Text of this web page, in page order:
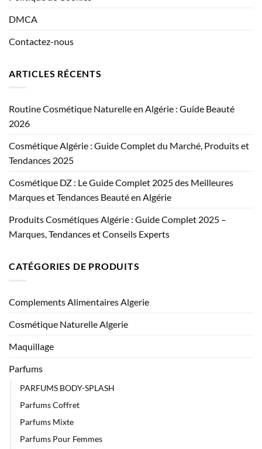
DMCA
Contactez-nous
ARTICLES RÉCENTS
Routine Cosmétique Naturelle en Algérie : Guide Beauté
2026
Cosmétique Algérie : Guide Complet du Marché, Produits et
Tendances 2025
Cosmétique DZ : Le Guide Complet 2025 des Meilleures
Marques et Tendances Beauté en Algérie
Produits Cosmétiques Algérie : Guide Complet 2025 –
Marques, Tendances et Conseils Experts
CATÉGORIES DE PRODUITS
Complements Alimentaires Algerie
Cosmétique Naturelle Algerie
Maquillage
Parfums
PARFUMS BODY-SPLASH
Parfums Coffret
Parfums Mixte
Parfums Pour Femmes